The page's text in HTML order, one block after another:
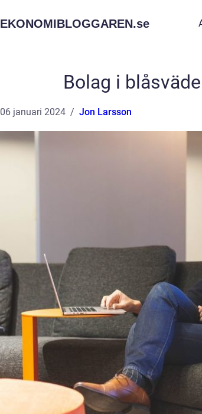
EKONOMIBLOGGAREN.se
Bolag i
06 januari 2024 Jon Larsson